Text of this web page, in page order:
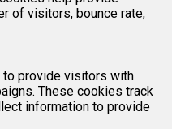
of visitors, bounce rate,
provide visitors with
These cookies track
information to provide